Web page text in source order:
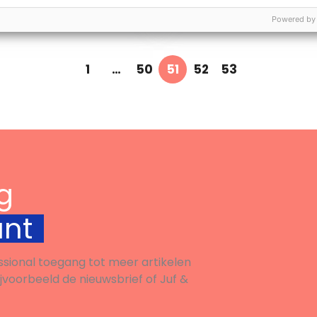
to make real
them […]
Bekijk
1 … 50 51 52 53
toegang tot meer artikelen
de nieuwsbrief of Juf &
Powered by